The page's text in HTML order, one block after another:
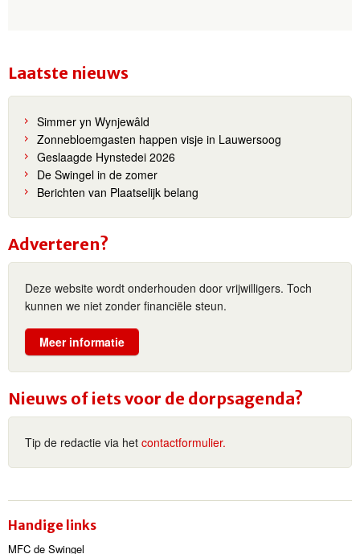
Laatste nieuws
Simmer yn Wynjewâld
Zonnebloemgasten happen visje in Lauwersoog
Geslaagde Hynstedei 2026
De Swingel in de zomer
Berichten van Plaatselijk belang
Adverteren?
Deze website wordt onderhouden door vrijwilligers. Toch
kunnen we niet zonder financiële steun.
Meer informatie
Nieuws of iets voor de dorpsagenda?
Tip de redactie via het contactformulier.
Handige links
MFC de Swingel